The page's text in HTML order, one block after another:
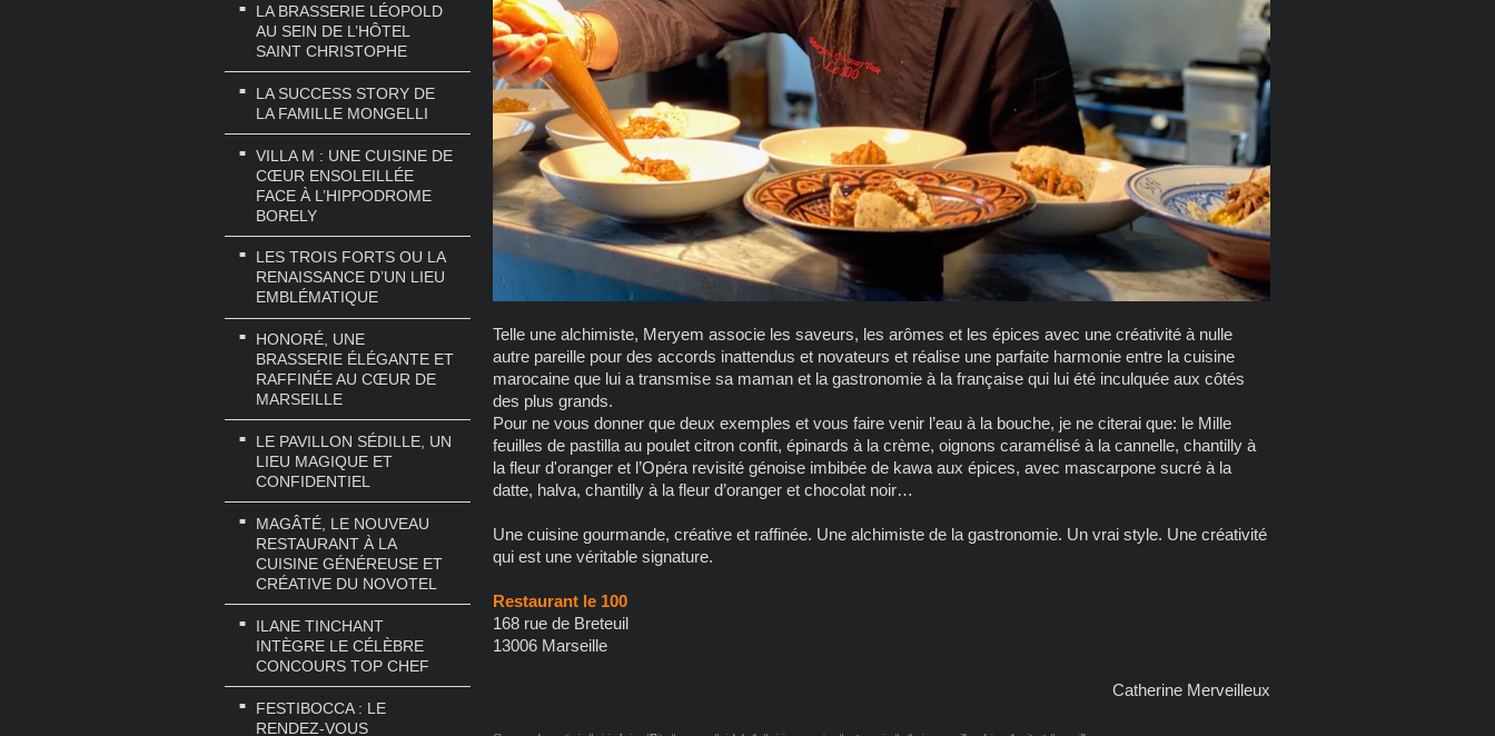
LA BRASSERIE LÉOPOLD
AU SEIN DE L’HÔTEL
SAINT CHRISTOPHE
LA SUCCESS STORY DE
LA FAMILLE MONGELLI
VILLA M : UNE CUISINE DE
CŒUR ENSOLEILLÉE
FACE À L’HIPPODROME
BORELY
LES TROIS FORTS OU LA
RENAISSANCE D’UN LIEU
EMBLÉMATIQUE
HONORÉ, UNE
BRASSERIE ÉLÉGANTE ET
RAFFINÉE AU CŒUR DE
MARSEILLE
LE PAVILLON SÉDILLE, UN
LIEU MAGIQUE ET
CONFIDENTIEL
MAGÂTÉ, LE NOUVEAU
RESTAURANT À LA
CUISINE GÉNÉREUSE ET
CRÉATIVE DU NOVOTEL
ILANE TINCHANT
INTÈGRE LE CÉLÈBRE
CONCOURS TOP CHEF
FESTIBOCCA : LE
RENDEZ-VOUS
Telle une alchimiste, Meryem associe les saveurs, les arômes et les épices avec une créativité à nulle
autre pareille pour des accords inattendus et novateurs et réalise une parfaite harmonie entre la cuisine
marocaine que lui a transmise sa maman et la gastronomie à la française qui lui été inculquée aux côtés
des plus grands.
Pour ne vous donner que deux exemples et vous faire venir l’eau à la bouche, je ne citerai que: le Mille
feuilles de pastilla au poulet citron confit, épinards à la crème, oignons caramélisé à la cannelle, chantilly à
la fleur d'oranger et l’Opéra revisité génoise imbibée de kawa aux épices, avec mascarpone sucré à la
datte, halva, chantilly à la fleur d’oranger et chocolat noir…
Une cuisine gourmande, créative et raffinée. Une alchimiste de la gastronomie. Un vrai style. Une créativité
qui est une véritable signature.
Restaurant le 100
168 rue de Breteuil
13006 Marseille
Catherine Merveilleux